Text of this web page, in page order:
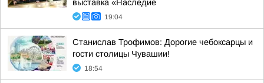
выставка «Наследие
19:04
Станислав Трофимов: Дорогие чебоксарцы и
гости столицы Чувашии!
18:54